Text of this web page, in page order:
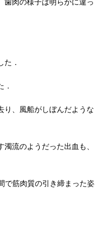
．
．
り、風船がしぼんだような
流のようだった出血も、
で筋肉質の引き締まった姿